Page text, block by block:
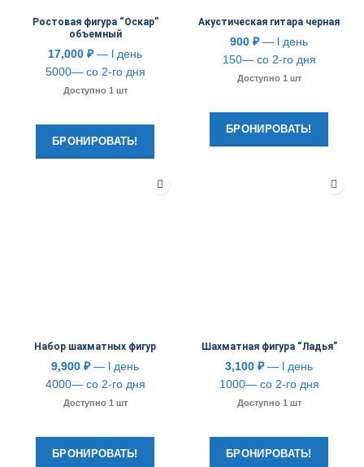
Ростовая фигура “Оскар”
объемный
17,000 ₽— l день
5000— со 2-го дня
Доступно 1 шт
БРОНИРОВАТЬ!
Акустическая гитара черная
900 ₽— l день
150— со 2-го дня
Доступно 1 шт
БРОНИРОВАТЬ!
Набор шахматных фигур
9,900 ₽— l день
4000— со 2-го дня
Доступно 1 шт
БРОНИРОВАТЬ!
Шахматная фигура “Ладья”
3,100 ₽— l день
1000— со 2-го дня
Доступно 1 шт
БРОНИРОВАТЬ!